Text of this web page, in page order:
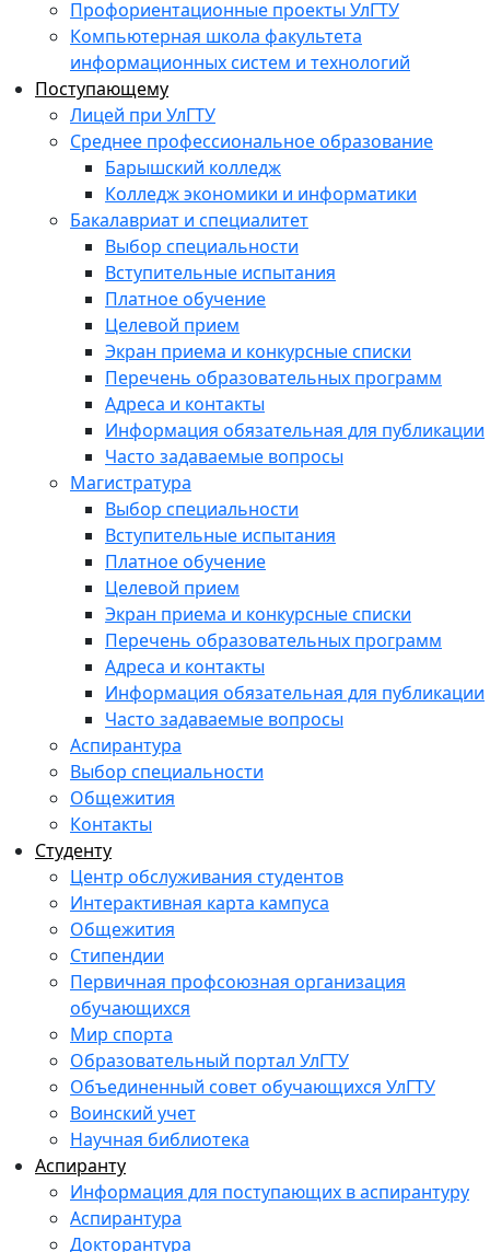
Профориентационные проекты УлГТУ
Компьютерная школа факультета
информационных систем и технологий
Поступающему
Лицей при УлГТУ
Среднее профессиональное образование
Барышский колледж
Колледж экономики и информатики
Бакалавриат и специалитет
Выбор специальности
Вступительные испытания
Платное обучение
Целевой прием
Экран приема и конкурсные списки
Перечень образовательных программ
Адреса и контакты
Информация обязательная для публикации
Часто задаваемые вопросы
Магистратура
Выбор специальности
Вступительные испытания
Платное обучение
Целевой прием
Экран приема и конкурсные списки
Перечень образовательных программ
Адреса и контакты
Информация обязательная для публикации
Часто задаваемые вопросы
Аспирантура
Выбор специальности
Общежития
Контакты
Студенту
Центр обслуживания студентов
Интерактивная карта кампуса
Общежития
Стипендии
Первичная профсоюзная организация
обучающихся
Мир спорта
Образовательный портал УлГТУ
Объединенный совет обучающихся УлГТУ
Воинский учет
Научная библиотека
Аспиранту
Информация для поступающих в аспирантуру
Аспирантура
Докторантура